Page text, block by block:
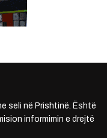
seli në Prishtinë. Është
informimin e drejtë